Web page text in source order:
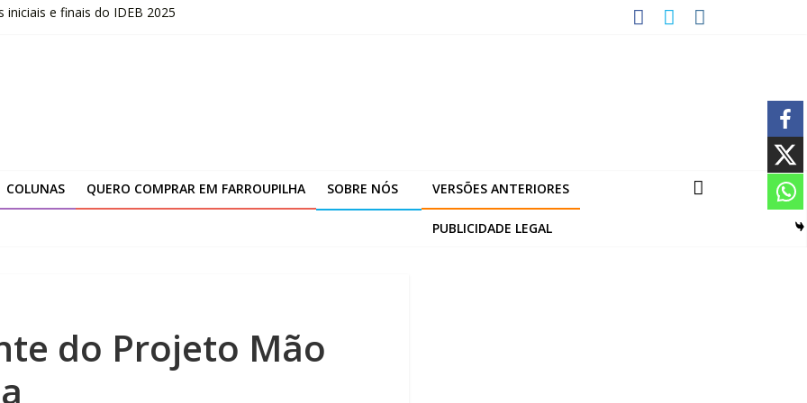
e finais do IDEB 2025
COLUNAS QUERO COMPRAR EM FARROUPILHA SOBRE NÓS VERSÕES ANTERIORES
PUBLICIDADE LEGAL
do Projeto Mão